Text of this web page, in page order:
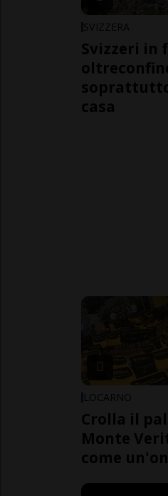
SVIZZERA
Svizzeri in
casa
LOCARNO
Crolla il
Monte
come